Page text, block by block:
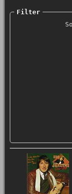
Filter